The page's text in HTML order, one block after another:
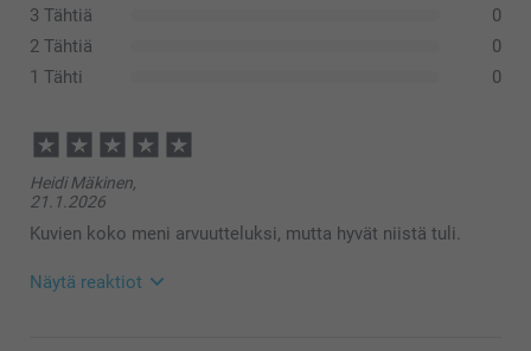
3 Tähtiä
0
2 Tähtiä
0
1 Tähti
0
Heidi Mäkinen,
21.1.2026
Kuvien koko meni arvuutteluksi, mutta hyvät niistä tuli.
Näytä reaktiot